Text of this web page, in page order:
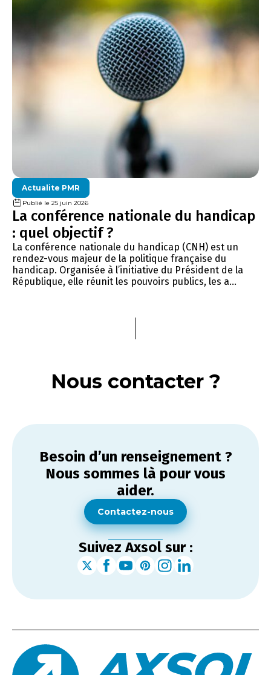
Actualite PMR
Publié le 25 juin 2026
La conférence nationale du handicap
: quel objectif ?
La conférence nationale du handicap (CNH) est un
rendez-vous majeur de la politique française du
handicap. Organisée à l’initiative du Président de la
République, elle réunit les pouvoirs publics, les a...
Nous contacter ?
Besoin d’un renseignement ?
Nous sommes là pour vous
aider.
Contactez-nous
Suivez Axsol sur :